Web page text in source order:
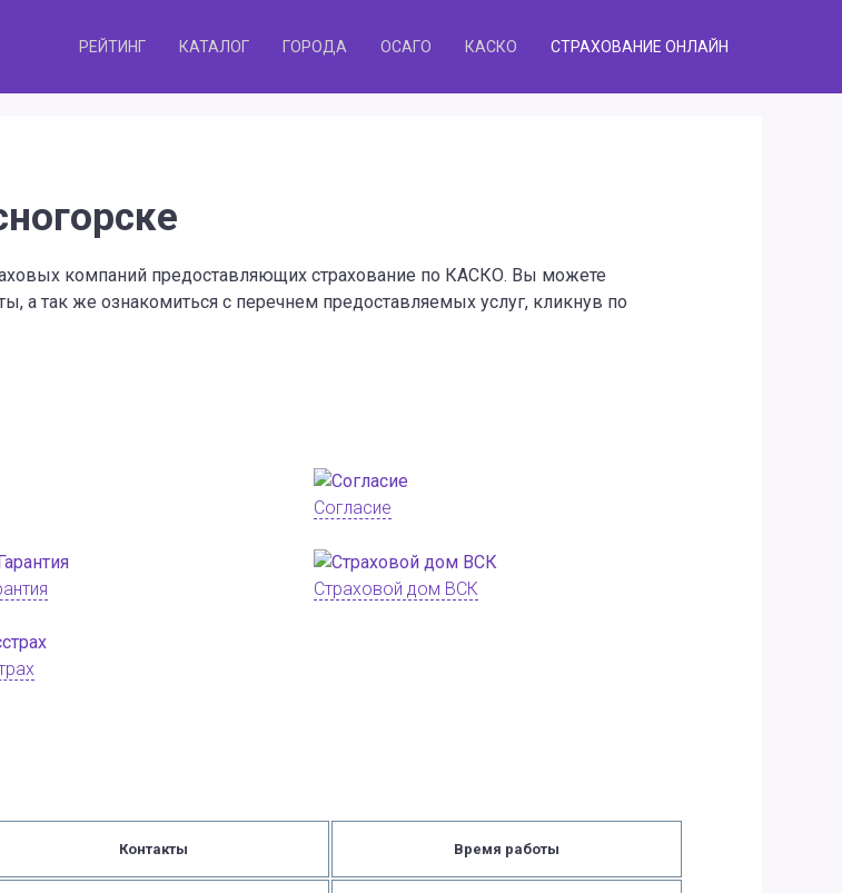
РЕЙТИНГ КАТАЛОГ ГОРОДА ОСАГО КАСКО СТРАХОВАНИЕ ОНЛАЙН
компаний предоставляющих страхование по КАСКО. Вы можете
а так же ознакомиться с перечнем предоставляемых услуг, кликнув по
Согласие
Страховой дом ВСК
Контакты Время работы